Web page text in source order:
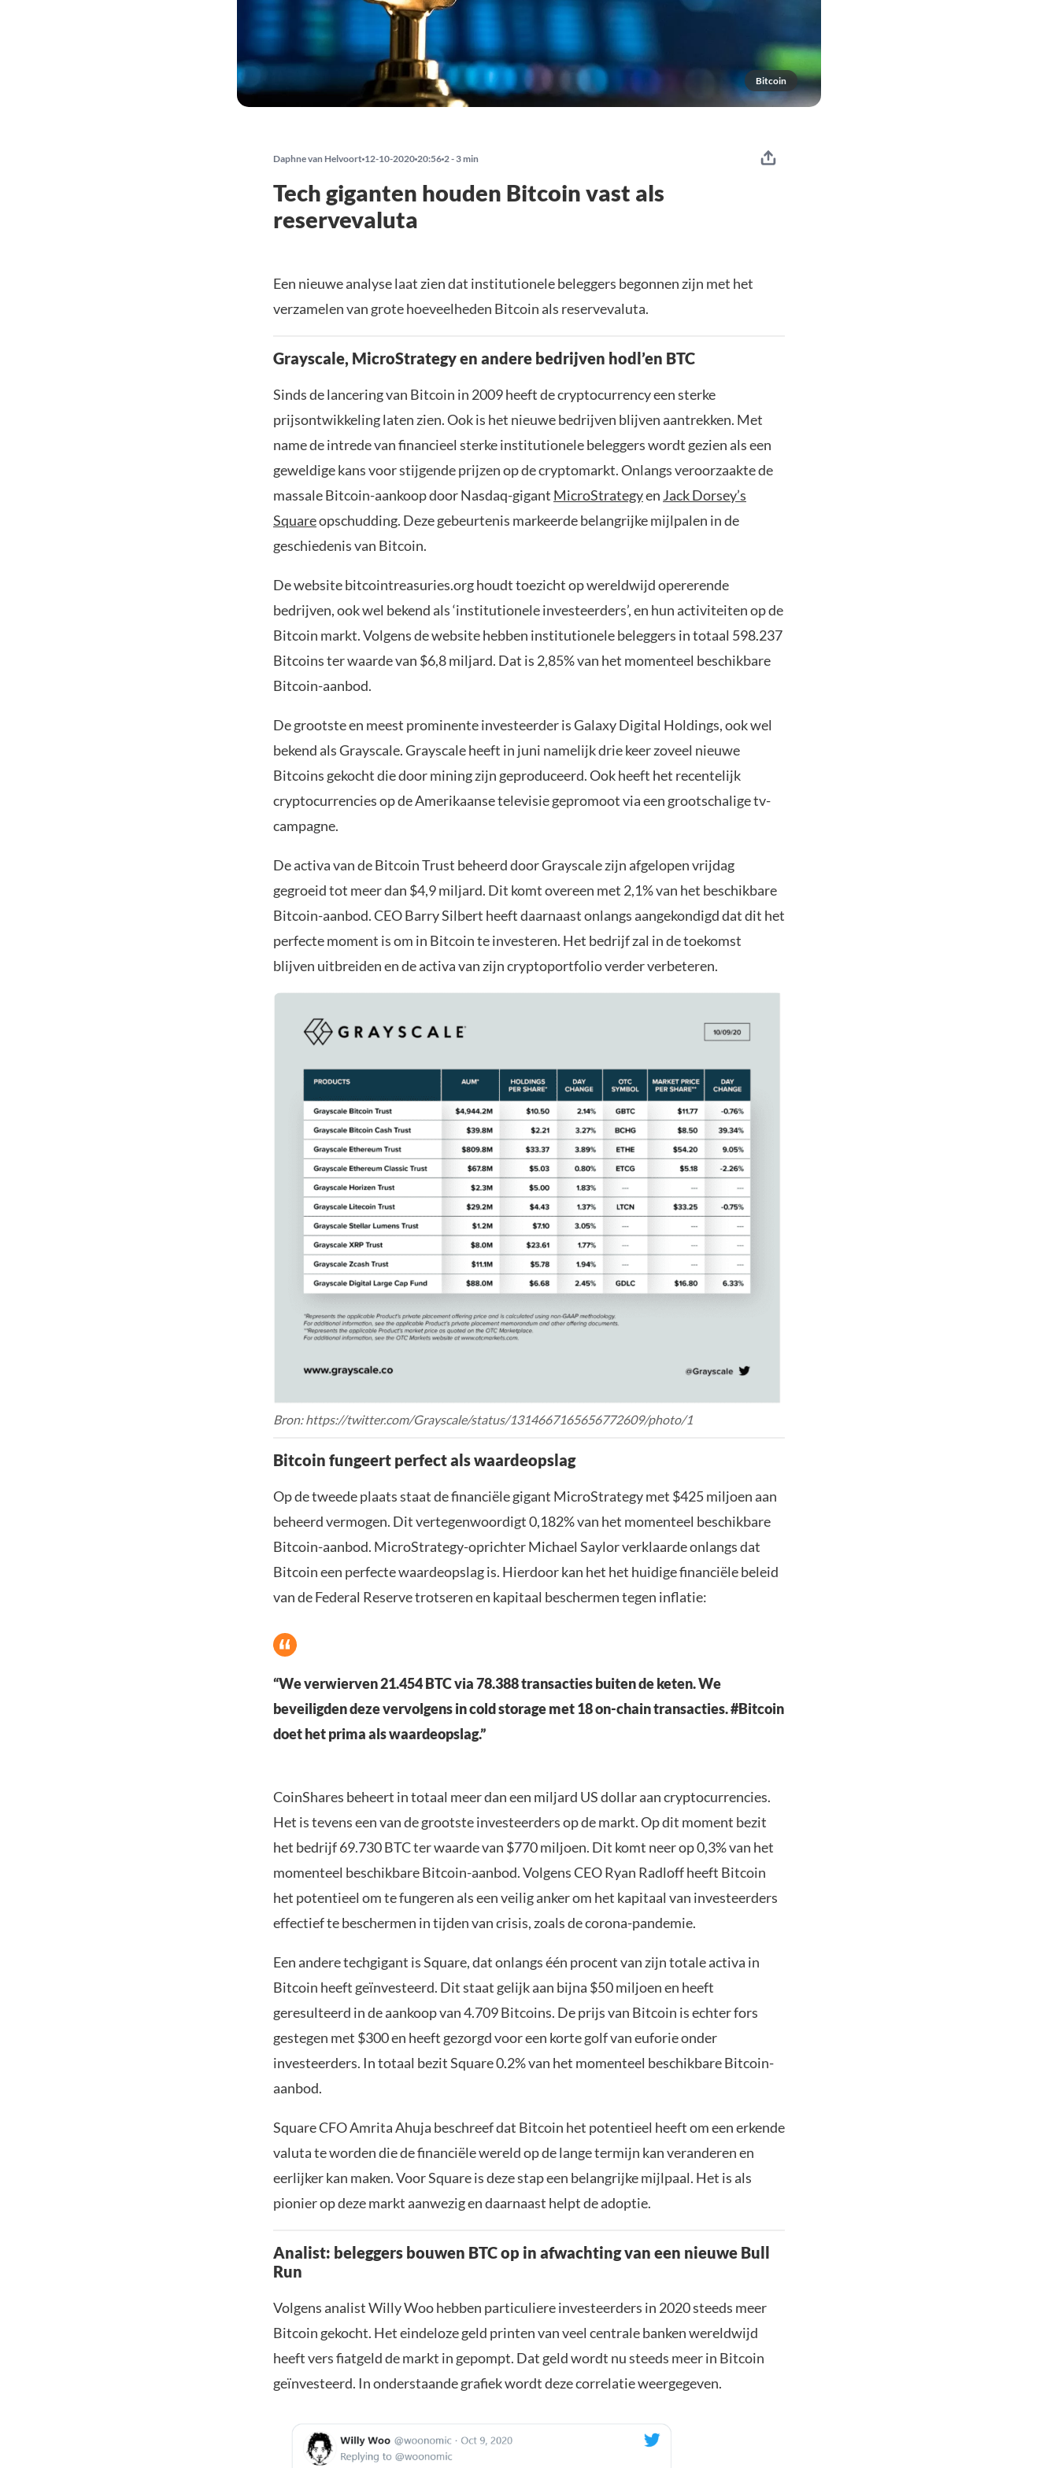
Bitcoin
Daphne van Helvoort 12-10-2020 20:56 2 - 3 min
Tech giganten houden Bitcoin vast als
reservevaluta
Een nieuwe analyse laat zien dat institutionele beleggers begonnen zijn met het
verzamelen van grote hoeveelheden Bitcoin als reservevaluta.
Grayscale, MicroStrategy en andere bedrijven hodl’en BTC
Sinds de lancering van Bitcoin in 2009 heeft de cryptocurrency een sterke
prijsontwikkeling laten zien. Ook is het nieuwe bedrijven blijven aantrekken. Met
name de intrede van financieel sterke institutionele beleggers wordt gezien als een
geweldige kans voor stijgende prijzen op de cryptomarkt. Onlangs veroorzaakte de
massale Bitcoin-aankoop door Nasdaq-gigant MicroStrategyen Jack Dorsey’s
Squareopschudding. Deze gebeurtenis markeerde belangrijke mijlpalen in de
geschiedenis van Bitcoin.
De website bitcointreasuries.org houdt toezicht op wereldwijd opererende
bedrijven, ook wel bekend als ‘institutionele investeerders’, en hun activiteiten op de
Bitcoin markt. Volgens de website hebben institutionele beleggers in totaal 598.237
Bitcoins ter waarde van $6,8 miljard. Dat is 2,85% van het momenteel beschikbare
Bitcoin-aanbod.
De grootste en meest prominente investeerder is Galaxy Digital Holdings, ook wel
bekend als Grayscale. Grayscale heeft in juni namelijk drie keer zoveel nieuwe
Bitcoins gekocht die door mining zijn geproduceerd. Ook heeft het recentelijk
cryptocurrencies op de Amerikaanse televisie gepromoot via een grootschalige tv-
campagne.
De activa van de Bitcoin Trust beheerd door Grayscale zijn afgelopen vrijdag
gegroeid tot meer dan $4,9 miljard. Dit komt overeen met 2,1% van het beschikbare
Bitcoin-aanbod. CEO Barry Silbert heeft daarnaast onlangs aangekondigd dat dit het
perfecte moment is om in Bitcoin te investeren. Het bedrijf zal in de toekomst
blijven uitbreiden en de activa van zijn cryptoportfolio verder verbeteren.
Bron: https://twitter.com/Grayscale/status/1314667165656772609/photo/1
Bitcoin fungeert perfect als waardeopslag
Op de tweede plaats staat de financiële gigant MicroStrategy met $425 miljoen aan
beheerd vermogen. Dit vertegenwoordigt 0,182% van het momenteel beschikbare
Bitcoin-aanbod. MicroStrategy-oprichter Michael Saylor verklaarde onlangs dat
Bitcoin een perfecte waardeopslag is. Hierdoor kan het het huidige financiële beleid
van de Federal Reserve trotseren en kapitaal beschermen tegen inflatie:
“We verwierven 21.454 BTC via 78.388 transacties buiten de keten. We
beveiligden deze vervolgens in cold storage met 18 on-chain transacties. #Bitcoin
doet het prima als waardeopslag.”
CoinShares beheert in totaal meer dan een miljard US dollar aan cryptocurrencies.
Het is tevens een van de grootste investeerders op de markt. Op dit moment bezit
het bedrijf 69.730 BTC ter waarde van $770 miljoen. Dit komt neer op 0,3% van het
momenteel beschikbare Bitcoin-aanbod. Volgens CEO Ryan Radloff heeft Bitcoin
het potentieel om te fungeren als een veilig anker om het kapitaal van investeerders
effectief te beschermen in tijden van crisis, zoals de corona-pandemie.
Een andere techgigant is Square, dat onlangs één procent van zijn totale activa in
Bitcoin heeft geïnvesteerd. Dit staat gelijk aan bijna $50 miljoen en heeft
geresulteerd in de aankoop van 4.709 Bitcoins. De prijs van Bitcoin is echter fors
gestegen met $300 en heeft gezorgd voor een korte golf van euforie onder
investeerders. In totaal bezit Square 0.2% van het momenteel beschikbare Bitcoin-
aanbod.
Square CFO Amrita Ahuja beschreef dat Bitcoin het potentieel heeft om een erkende
valuta te worden die de financiële wereld op de lange termijn kan veranderen en
eerlijker kan maken. Voor Square is deze stap een belangrijke mijlpaal. Het is als
pionier op deze markt aanwezig en daarnaast helpt de adoptie.
Analist: beleggers bouwen BTC op in afwachting van een nieuwe Bull
Run
Volgens analist Willy Woo hebben particuliere investeerders in 2020 steeds meer
Bitcoin gekocht. Het eindeloze geld printen van veel centrale banken wereldwijd
heeft vers fiatgeld de markt in gepompt. Dat geld wordt nu steeds meer in Bitcoin
geïnvesteerd. In onderstaande grafiek wordt deze correlatie weergegeven.